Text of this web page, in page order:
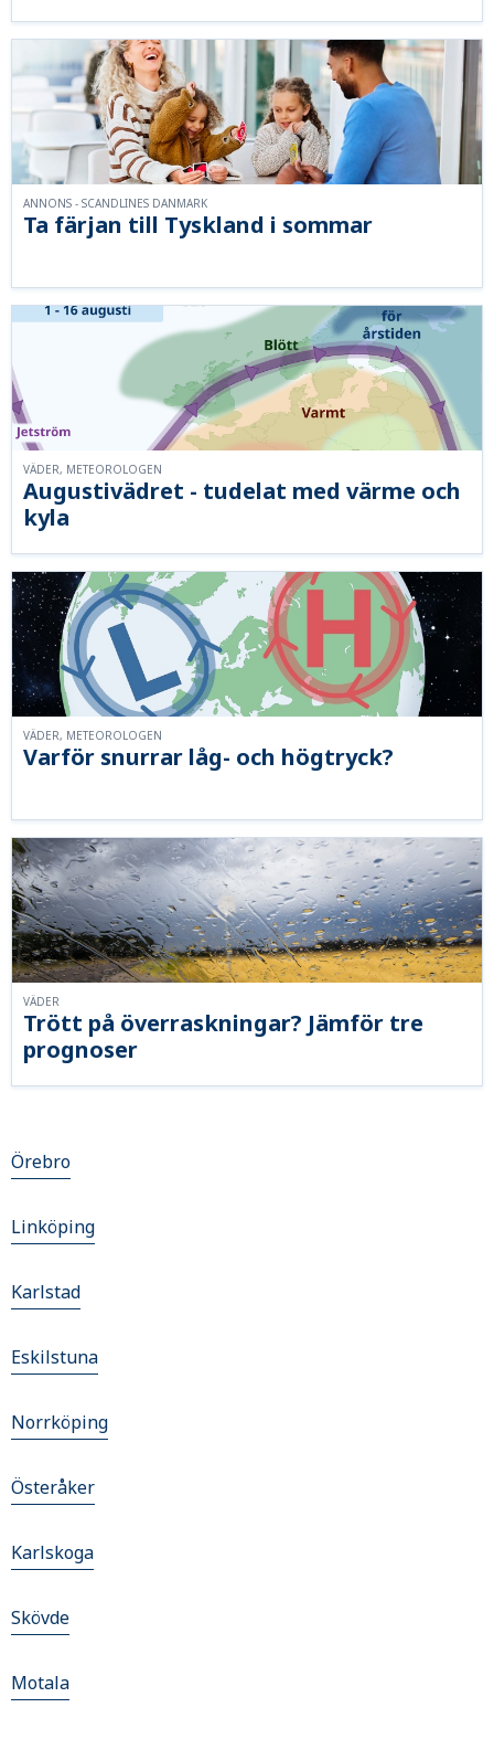
Ta färjan till Tyskland i sommar
ANNONS - SCANDLINES DANMARK
Augustivädret - tudelat med värme och
kyla
VÄDER, METEOROLOGEN
Varför snurrar låg- och högtryck?
VÄDER, METEOROLOGEN
Trött på överraskningar? Jämför tre
prognoser
VÄDER
Örebro
Linköping
Karlstad
Eskilstuna
Norrköping
Österåker
Karlskoga
Skövde
Motala